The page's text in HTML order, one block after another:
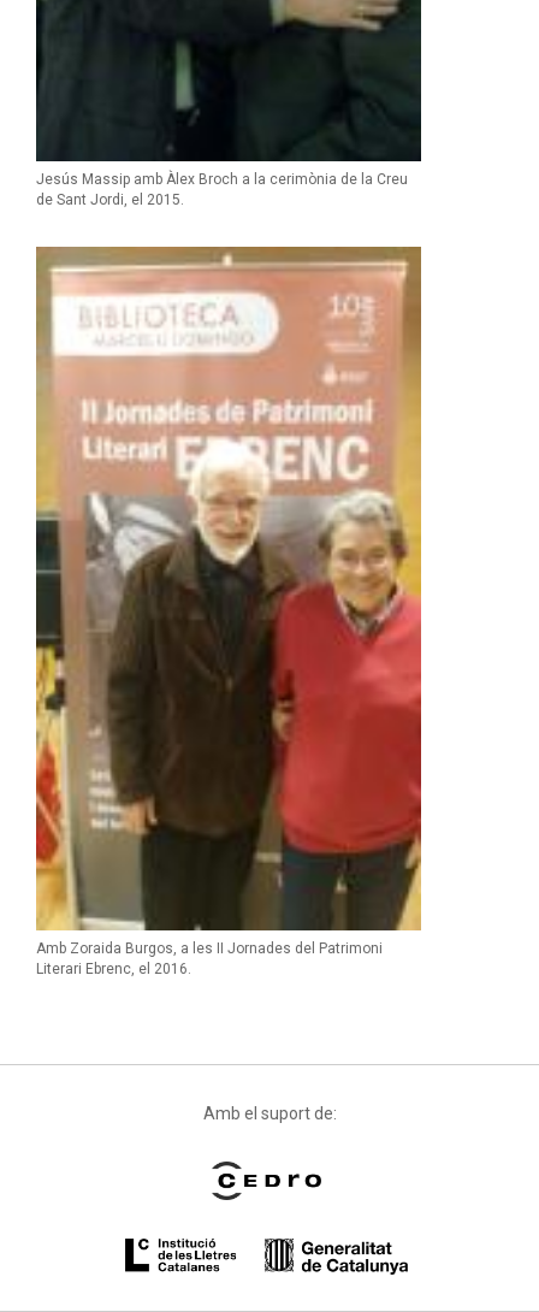
Jesús Massip amb Àlex Broch a la cerimònia de la Creu
de Sant Jordi, el 2015.
Amb Zoraida Burgos, a les II Jornades del Patrimoni
Literari Ebrenc, el 2016.
Amb el suport de: